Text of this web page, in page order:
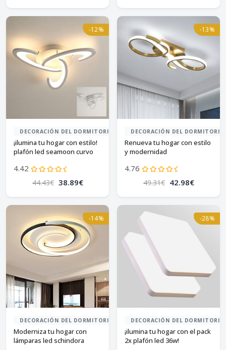
-12%
DECORACIÓN DEL DORMITORIO
¡ilumina tu hogar con estilo!
plafón led seamoon curvo
4.42
44.43€ 38.89€
-13%
DECORACIÓN DEL DORMITORIO
Renueva tu hogar con estilo
y modernidad
4.76
49.31€ 42.98€
-14%
DECORACIÓN DEL DORMITORIO
Moderniza tu hogar con
lámparas led schindora
-28%
DECORACIÓN DEL DORMITORIO
¡ilumina tu hogar con el pack
2x plafón led 36w!